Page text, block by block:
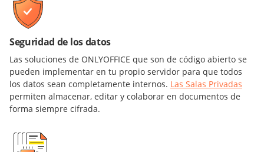
Seguridad de los datos
Las soluciones de ONLYOFFICE que son de código abierto se
pueden implementar en tu propio servidor para que todos
los datos sean completamente internos. Las Salas Privadas
permiten almacenar, editar y colaborar en documentos de
forma siempre cifrada.